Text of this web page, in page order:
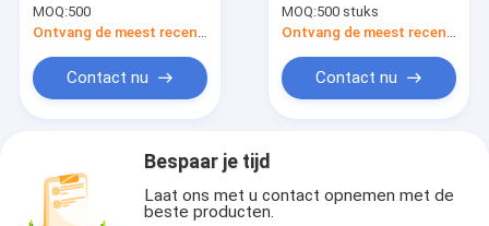
met
schroefverzorgingsbak
CPU
MOQ:500
Ontvang de meest recente Prijs
Contact nu
MOQ:500 stuks
Ontvang de meest recente Prijs
Contact nu
Bespaar je tijd
Laat ons met u contact opnemen met de
beste producten.